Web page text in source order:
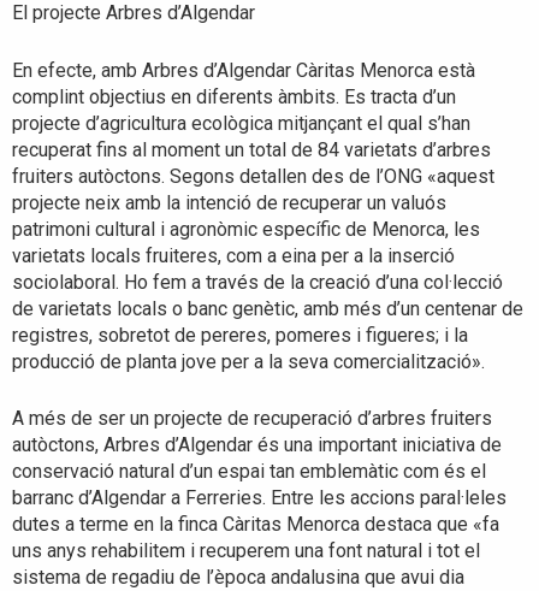
El projecte Arbres d’Algendar
En efecte, amb Arbres d’Algendar Càritas Menorca està
complint objectius en diferents àmbits. Es tracta d’un
projecte d’agricultura ecològica mitjançant el qual s’han
recuperat fins al moment un total de 84 varietats d’arbres
fruiters autòctons. Segons detallen des de l’ONG «aquest
projecte neix amb la intenció de recuperar un valuós
patrimoni cultural i agronòmic específic de Menorca, les
varietats locals fruiteres, com a eina per a la inserció
sociolaboral. Ho fem a través de la creació d’una col·lecció
de varietats locals o banc genètic, amb més d’un centenar de
registres, sobretot de pereres, pomeres i figueres; i la
producció de planta jove per a la seva comercialització».
A més de ser un projecte de recuperació d’arbres fruiters
autòctons, Arbres d’Algendar és una important iniciativa de
conservació natural d’un espai tan emblemàtic com és el
barranc d’Algendar a Ferreries. Entre les accions paral·leles
dutes a terme en la finca Càritas Menorca destaca que «fa
uns anys rehabilitem i recuperem una font natural i tot el
sistema de regadiu de l’època andalusina que avui dia